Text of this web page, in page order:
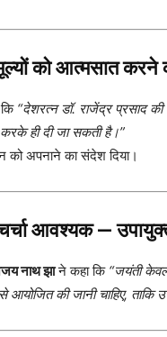
को आत्मसात
“देशरत्न डॉ. राजेंद्र प्रसाद
करके ही दी जा सकती है।”
को अपनाने का संदेश दिया।
चर्चा आवश्यक —
नाथ झाने कहा कि “जयंती
से आयोजित की जानी चाहिए,